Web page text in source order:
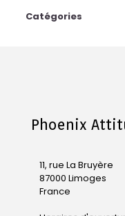
Catégories
Phoenix
11, rue La Bruyère
87000 Limoges
France